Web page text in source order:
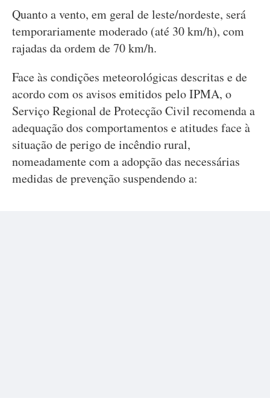
Quanto a vento, em geral de leste/nordeste, será
temporariamente moderado (até 30 km/h), com
rajadas da ordem de 70 km/h.
Face às condições meteorológicas descritas e de
acordo com os avisos emitidos pelo IPMA, o
Serviço Regional de Protecção Civil recomenda a
adequação dos comportamentos e atitudes face à
situação de perigo de incêndio rural,
nomeadamente com a adopção das necessárias
medidas de prevenção suspendendo a: